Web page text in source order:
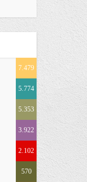
7.479
5.774
5.353
3.922
2.102
570